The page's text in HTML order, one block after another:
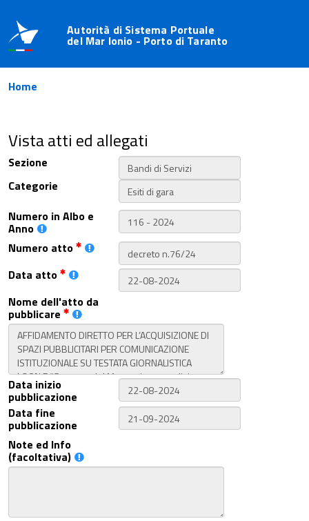
Autorità di Sistema Portuale
del Mar Ionio - Porto di Taranto
Home
Vista atti ed allegati
Sezione
Categorie
Numero in Albo e
Anno
Numero atto
Data atto
Nome dell'atto da
pubblicare
Data inizio
pubblicazione
Data fine
pubblicazione
Note ed Info
(facoltativa)